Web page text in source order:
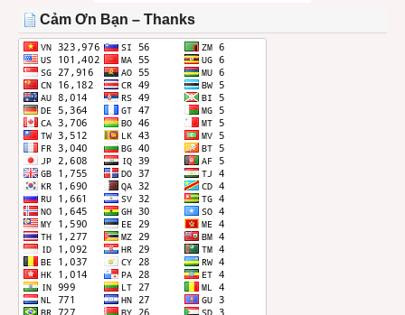
THÁNG
Cảm Ơn Bạn – Thanks